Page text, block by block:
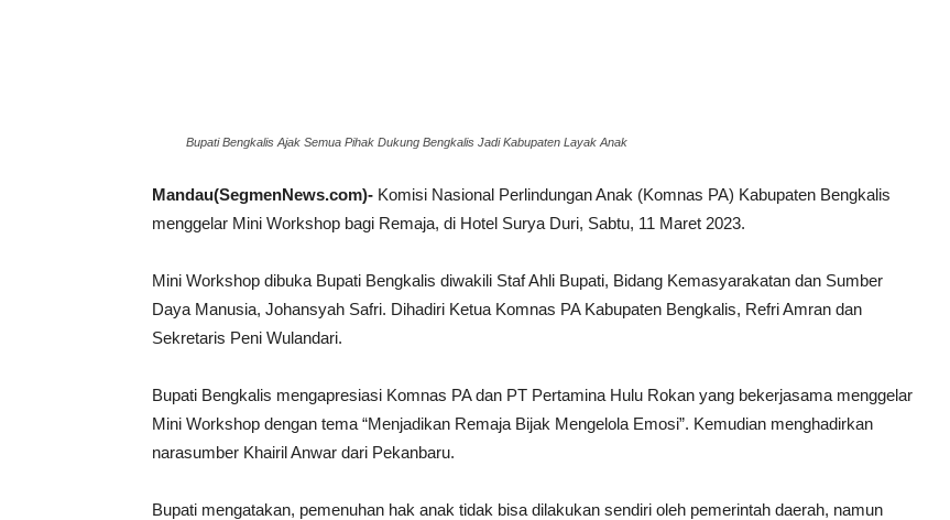
Bupati Bengkalis Ajak Semua Pihak Dukung Bengkalis Jadi Kabupaten Layak Anak
Mandau(SegmenNews.com)- Komisi Nasional Perlindungan Anak (Komnas PA) Kabupaten Bengkalis
menggelar Mini Workshop bagi Remaja, di Hotel Surya Duri, Sabtu, 11 Maret 2023.
Mini Workshop dibuka Bupati Bengkalis diwakili Staf Ahli Bupati, Bidang Kemasyarakatan dan Sumber
Daya Manusia, Johansyah Safri. Dihadiri Ketua Komnas PA Kabupaten Bengkalis, Refri Amran dan
Sekretaris Peni Wulandari.
Bupati Bengkalis mengapresiasi Komnas PA dan PT Pertamina Hulu Rokan yang bekerjasama menggelar
Mini Workshop dengan tema “Menjadikan Remaja Bijak Mengelola Emosi”. Kemudian menghadirkan
narasumber Khairil Anwar dari Pekanbaru.
Bupati mengatakan, pemenuhan hak anak tidak bisa dilakukan sendiri oleh pemerintah daerah, namun